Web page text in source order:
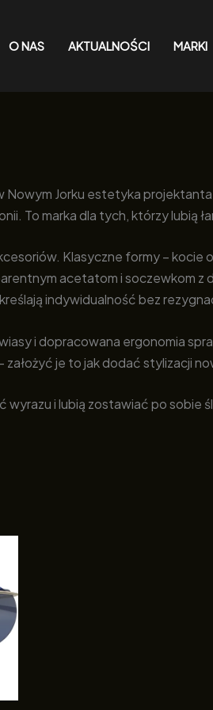
O NAS AKTUALNOŚCI MARKI
Nowym Jorku estetyka
To marka dla tych, którzy lubią
Klasyczne formy – kocie
acetatom i soczewkom
indywidualność bez
i dopracowana ergonomia
je to jak dodać stylizacji
i lubią zostawiać po